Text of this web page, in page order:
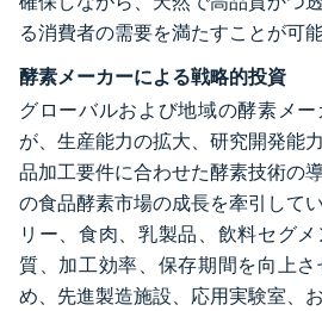
る消費者の需要を満たすことが可
酵素メーカーによる戦略的投資
グローバルおよび地域の酵素メ
が、生産能力の拡大、研究開発能
品加工要件に合わせた酵素技術の
の食品酵素市場の成長を牽引して
リー、食肉、乳製品、飲料セグ
質、加工効率、保存期間を向上
め、先進製造施設、応用実験室、